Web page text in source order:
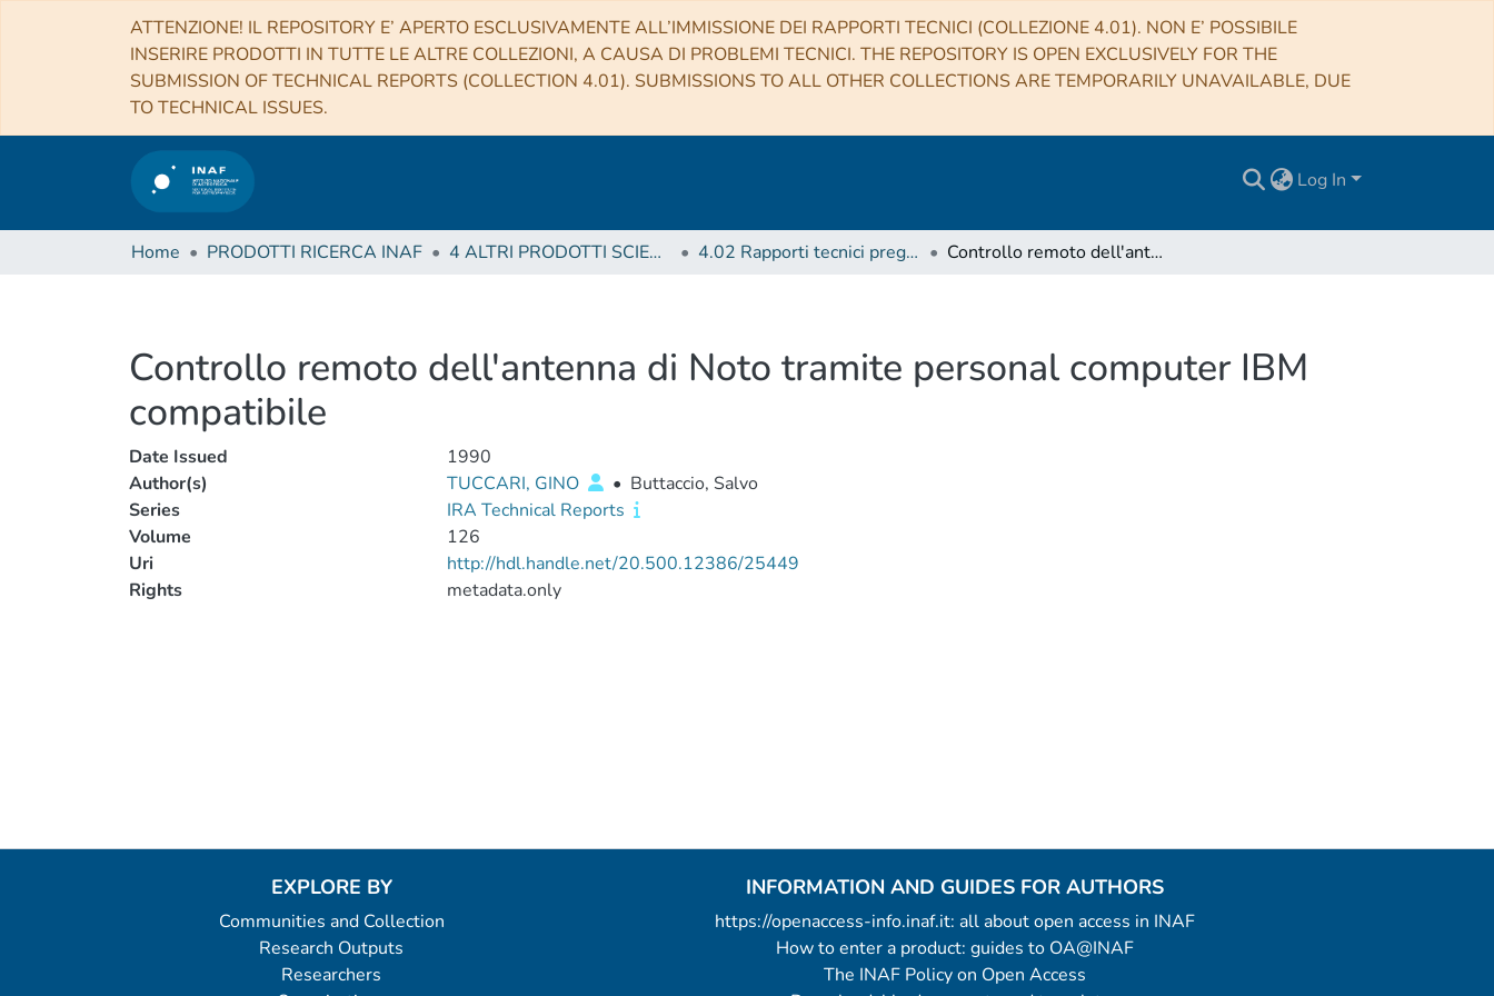
ATTENZIONE! IL REPOSITORY E’ APERTO ESCLUSIVAMENTE ALL’IMMISSIONE DEI RAPPORTI TECNICI (COLLEZIONE 4.01). NON E’ POSSIBILE
INSERIRE PRODOTTI IN TUTTE LE ALTRE COLLEZIONI, A CAUSA DI PROBLEMI TECNICI. THE REPOSITORY IS OPEN EXCLUSIVELY FOR THE
SUBMISSION OF TECHNICAL REPORTS (COLLECTION 4.01). SUBMISSIONS TO ALL OTHER COLLECTIONS ARE TEMPORARILY UNAVAILABLE, DUE
TO TECHNICAL ISSUES.
Log In
Home PRODOTTI RICERCA INAF 4 ALTRI PRODOTTI SCIENTIFICI (Other scientific products) 4.02 Rapporti tecnici pregressi Controllo remoto dell'antenna di Noto tramite personal computer IBM compatibile
Controllo remoto dell'antenna di Noto tramite personal computer IBM
compatibile
Date Issued
1990
Author(s)
TUCCARI, GINO • Buttaccio, Salvo
Series
IRA Technical Reports
Volume
126
Uri
http://hdl.handle.net/20.500.12386/25449
Rights
metadata.only
EXPLORE BY
Communities and Collection
Research Outputs
Researchers
INFORMATION AND GUIDES FOR AUTHORS
https://openaccess-info.inaf.it: all about open access in INAF
How to enter a product: guides to OA@INAF
The INAF Policy on Open Access